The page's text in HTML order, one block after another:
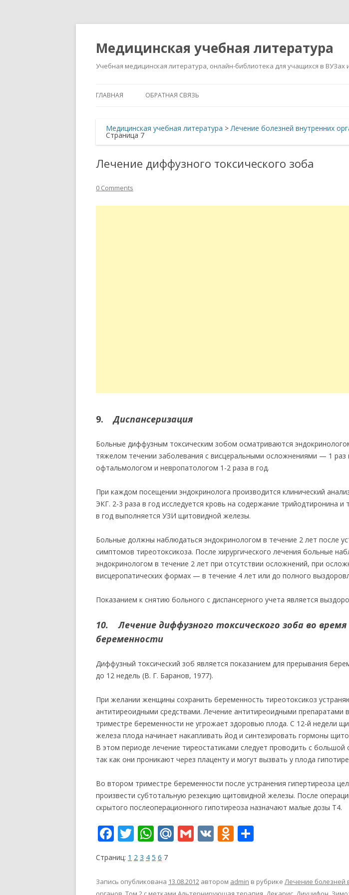
Медицинская учебная литература
Учебная медицинская литература, онлайн-библиотека для учащихся в ВУЗах
ГЛАВНАЯ ОБРАТНАЯ СВЯЗЬ
Медицинская учебная литература >Лечение болезней внутренних
Страница 7
Лечение диффузного токсического зоба
0 Comments
9.Диспансеризация
Больные диффузным токсическим зобом осматриваются
тяжелом течении заболевания с висцеральными осложнениями — 1 раз
офтальмологом и невропатологом 1-2 раза в год.
При каждом посещении эндокринолога производится клинический
ЭКГ. 2-3 раза в год исследуется кровь на содержание трийодтиронина и
в год выполняется УЗИ щитовидной железы.
Больные должны наблюдаться эндокринологом в течение 2 лет после
симптомов тиреотоксикоза. После хирургического лечения больные
эндокринологом в течение 2 лет при отсутствии осложнений, при
висцеропатических формах — в течение 4 лет или до полного
Показанием к снятию больного с диспансерного учета является
10. Лечение диффузного токсического зоба во время
беременности
Диффузный токсический зоб является показанием для прерывания
до 12 недель (В. Г. Баранов, 1977).
При желании женщины сохранить беременность тиреотоксикоз
антитиреоидными средствами. Лечение антитиреоидными препаратами
триместре беременности не угрожает здоровью плода. С 12-й недели
железа плода начинает накапливать йод и синтезировать гормоны
В этом периоде лечение тиреостатиками следует проводить с
так как они проникают через плаценту и могут вызвать у плода
Во втором триместре беременности после устранения гипертиреоза
произвести субтотальную резекцию щитовидной железы. После
скрытого послеоперационного гипотиреоза назначают малые дозы Т4.
F
ac
e
b
T
w
itt
er
W
h
at
s
M
R
G
l
V O
o р
Страниц: 1 2 3 4 5 6 7
Запись опубликована 13.08.2012 автором admin в рубрике Лечение болезней